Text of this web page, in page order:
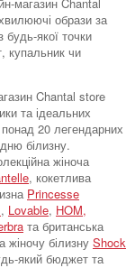
образи за
якої точки
купальник чи
Chantal store
та ідеальних
20 легендарних
білизну.
жіноча
, кокетлива
Princesse
, Lovable, HOM,
та британська
білизну Shock
який бюджет та